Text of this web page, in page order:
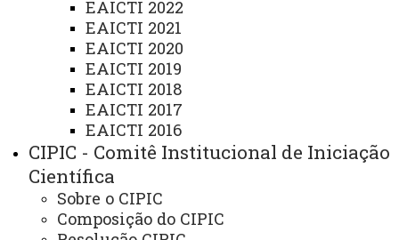
EAICTI 2022
EAICTI 2021
EAICTI 2020
EAICTI 2019
EAICTI 2018
EAICTI 2017
EAICTI 2016
CIPIC - Comitê Institucional de Iniciação
Científica
Sobre o CIPIC
Composição do CIPIC
Tutoriais e Normas